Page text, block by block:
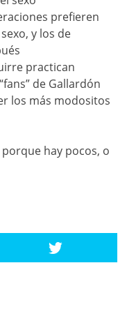
prefieren
y los de
practican
de Gallardón
los más modositos
hay pocos, o